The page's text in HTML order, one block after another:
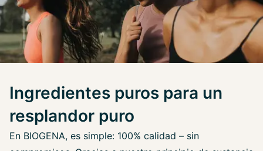
Ingredientes puros para un
resplandor puro
En BIOGENA, es simple: 100% calidad – sin